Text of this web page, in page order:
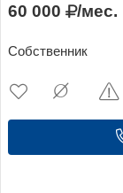
60 000 /мес.
Собственник